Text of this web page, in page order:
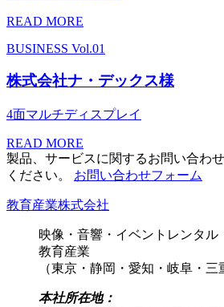
READ MORE
BUSINESS Vol.01
株式会社ナ・デックス様
4面マルチディスプレイ
READ MORE
製品、サービスに関するお問い合わ
ください。 お問い合わせフォーム
教育産業株式会社
映像・音響・イベントレンタル
教育産業
（東京・静岡・愛知・岐阜・三
本社所在地：